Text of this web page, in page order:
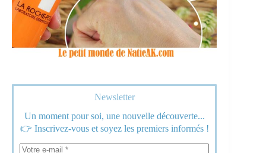
Newsletter
Un moment pour soi, une nouvelle découverte...
👉 Inscrivez-vous et soyez les premiers informés !